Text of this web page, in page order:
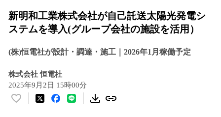
新明和工業株式会社が自己託送太陽光発電シ
ステムを導入(グループ会社の施設を活用）
(株)恒電社が設計・調達・施工｜2026年1月稼働予定
株式会社 恒電社
2025年9月2日 15時00分
い